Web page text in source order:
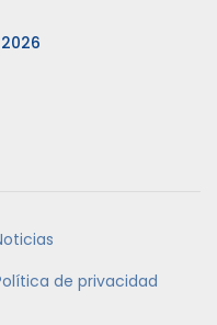
de privacidad